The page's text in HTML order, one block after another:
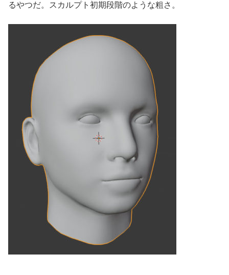
るやつだ。スカルプト初期段階のような粗さ。